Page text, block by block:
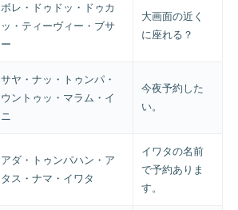
ボレ・ドゥドッ・ドゥカ
ッ・ティーヴィー・ブサ
ー
大画面の近く
に座れる？
サヤ・ナッ・トゥンパ・
ウントゥッ・マラム・イ
ニ
今夜予約した
い。
アダ・トゥンパハン・ア
タス・ナマ・イワタ
イワタの名前
で予約ありま
す。